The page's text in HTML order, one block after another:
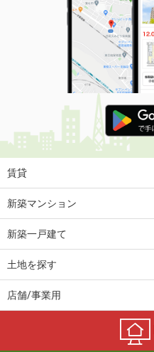
賃貸
新築マンション
新築一戸建て
土地を探す
店舗/事業用